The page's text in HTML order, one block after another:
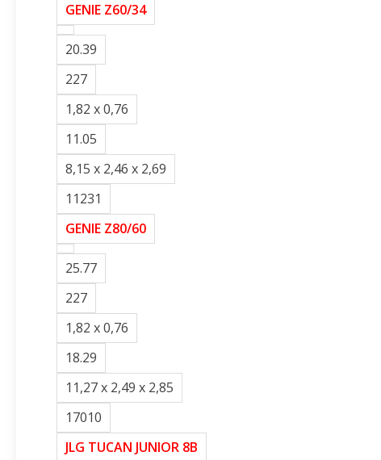
GENIE Z60/34
20.39
227
1,82 x 0,76
11.05
8,15 x 2,46 x 2,69
11231
GENIE Z80/60
25.77
227
1,82 x 0,76
18.29
11,27 x 2,49 x 2,85
17010
JLG TUCAN JUNIOR 8B